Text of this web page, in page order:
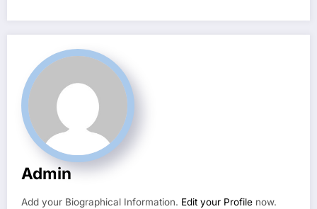
Admin
Add your Biographical Information. Edit your Profile now.